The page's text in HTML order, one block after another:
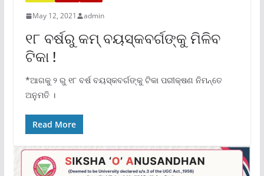
May 12, 2021 admin
୧୮ ବର୍ଷରୁ କମ୍ ବୟସ୍କବର୍ଗଙ୍କୁ ମିଳିବ
ଟିକା !
*ଆଗକୁ ୨ ରୁ ୧୮ ବର୍ଷ ବୟସ୍କବର୍ଗଙ୍କୁ ଟିକା ପରୀକ୍ଷଣ ନିମନ୍ତେ
ଅନୁମତି ।
Read More